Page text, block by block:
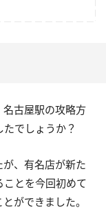
古屋駅の攻略方
でしょうか？
、有名店が新た
とを今回初めて
ができました。